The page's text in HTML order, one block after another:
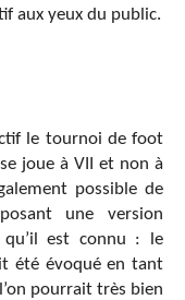
aux yeux du public.
le tournoi de foot
joue à VII et non à
possible de
une version
est connu : le
été évoqué en tant
pourrait très bien